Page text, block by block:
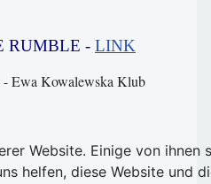
RUMBLE - LINK
- Ewa Kowalewska Klub
Website. Einige von ihnen
helfen, diese Website und